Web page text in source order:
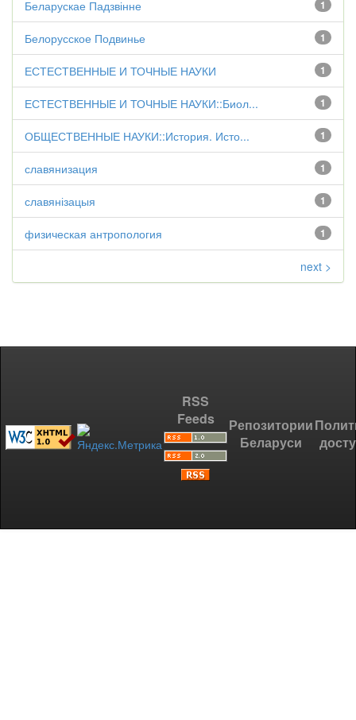
1
Беларускае Падзвінне
1
Белорусское Подвинье
1
ЕСТЕСТВЕННЫЕ И ТОЧНЫЕ НАУКИ
1
ЕСТЕСТВЕННЫЕ И ТОЧНЫЕ НАУКИ::Биол...
1
ОБЩЕСТВЕННЫЕ НАУКИ::История. Исто...
1
славянизация
1
славянізацыя
1
физическая антропология
next >
RSS
Feeds
Репозитории
Беларуси